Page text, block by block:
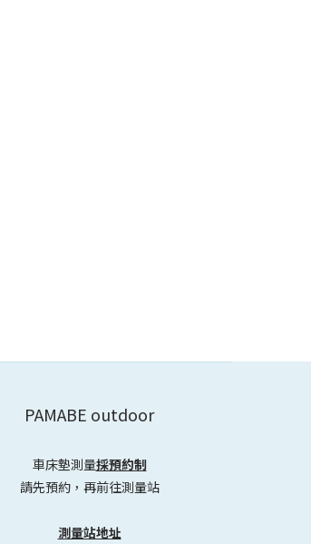
PAMABE outdoor
車床墊測量採預約制
請先預約，再前往測量站
測量站地址